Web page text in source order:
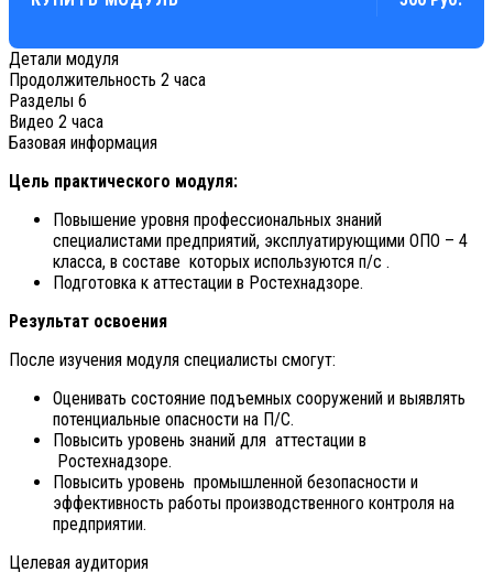
Детали модуля
Продолжительность 2 часа
Разделы 6
Видео 2 часа
Базовая информация
Цель практического модуля:
Повышение уровня профессиональных знаний
специалистами предприятий, эксплуатирующими ОПО – 4
класса, в составе которых используются п/с .
Подготовка к аттестации в Ростехнадзоре.
Результат освоения
После изучения модуля специалисты смогут:
Оценивать состояние подъемных сооружений и выявлять
потенциальные опасности на П/С.
Повысить уровень знаний для аттестации в
Ростехнадзоре.
Повысить уровень промышленной безопасности и
эффективность работы производственного контроля на
предприятии.
Целевая аудитория